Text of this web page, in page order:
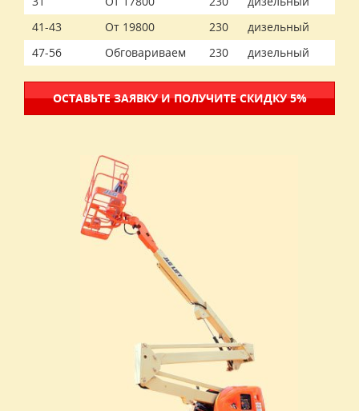
41-43
От 19800 230
дизельный
47-56
Обговариваем 230 дизельный
ОСТАВЬТЕ ЗАЯВКУ И ПОЛУЧИТЕ СКИДКУ 5%